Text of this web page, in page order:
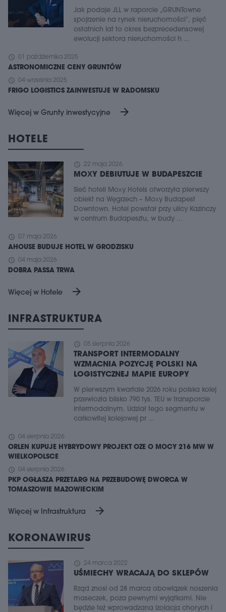
Jak podaje JLL w raporcie „GRUNTowne
spojrzenie na rynek nieruchomości”, pięć
ostatnich lat to okres bezprecedensowej
ewolucji sektora nieruchomości h ...
schedule 01 października 2025
ASTRONOMICZNE CENY GRUNTÓW
schedule 04 września 2025
FRIGO LOGISTICS ZAINWESTUJE W RADOMSKU
Więcej w Grunty inwestycyjne arrow_forward
HOTELE
schedule 22 maja 2026
MOXY DEBIUTUJE W BUDAPESZCIE
Sieć hoteli Moxy Hotels otworzyła pierwszy
obiekt na Węgrzech – Moxy Budapest
Downtown. Hotel powstał przy ulicy Kazinczy
w centrum Budapesztu, w budy ...
schedule 07 maja 2026
AHOUSE BUDUJE HOTEL W GRODZISKU
schedule 04 maja 2026
DOBRA PASSA TRWA
Więcej w Hotele arrow_forward
INFRASTRUKTURA
schedule 05 sierpnia 2026
TRANSPORT INTERMODALNY
WZMACNIA POZYCJĘ POLSKI NA
LOGISTYCZNEJ MAPIE EUROPY
W pierwszym kwartale 2026 roku polska kolej
przewiozła blisko 790 tys. TEU w transporcie
intermodalnym. Udział tego segmentu w
całkowitej kolejowej pr ...
schedule 04 sierpnia 2026
ORLEN KUPUJE HYBRYDOWY PROJEKT OZE O MOCY 216 MW W
WIELKOPOLSCE
schedule 04 sierpnia 2026
PKP OGŁASZA PRZETARG NA PRZEBUDOWĘ DWORCA W
TOMASZOWIE MAZOWIECKIM
Więcej w Infrastruktura arrow_forward
KORONAWIRUS
schedule 24 marca 2022
UŚMIECHY WRACAJĄ DO SKLEPÓW
Rząd znosi od 28 marca obowiązek noszenia
maseczek, poza pewnymi wyjątkami. Nie
będzie też wprowadzana izolacja chorych i